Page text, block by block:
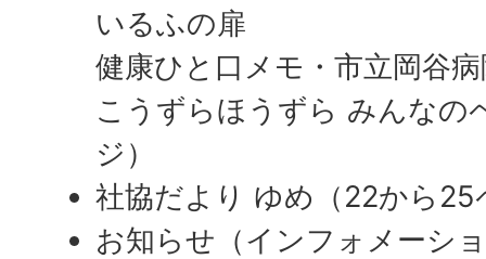
いるふの扉
健康ひと口メモ・市立岡谷
こうずらほうずら みんなの
ジ）
社協だより ゆめ（22から25
お知らせ（インフォメーシ